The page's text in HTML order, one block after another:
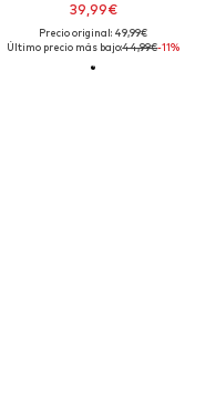
39,99€
Precio original: 49,99€
Último precio más bajo:44,99€-11%